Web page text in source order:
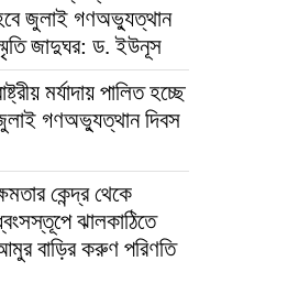
জুলাই গণঅভ্যুত্থান
জাদুঘর: ড. ইউনূস
মর্যাদায় পালিত হচ্ছে
গণঅভ্যুত্থান দিবস
কেন্দ্র থেকে
ঝালকাঠিতে
বাড়ির করুণ পরিণতি